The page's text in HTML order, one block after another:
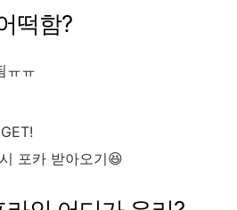
떡함?
ㅠㅠ
포카 받아오기😆